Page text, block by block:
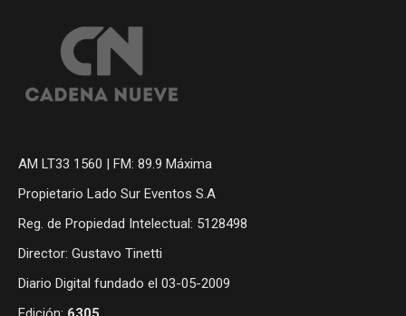
AM LT33 1560 | FM: 89.9 Máxima
Propietario Lado Sur Eventos S.A
Reg. de Propiedad Intelectual: 5128498
Director: Gustavo Tinetti
Diario Digital fundado el 03-05-2009